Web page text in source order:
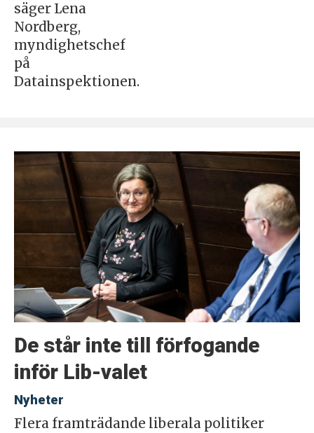
säger Lena
Nordberg,
myndighetschef
på
Datainspektionen.
De står inte till förfogande
inför Lib-valet
Nyheter
Flera framträdande liberala politiker